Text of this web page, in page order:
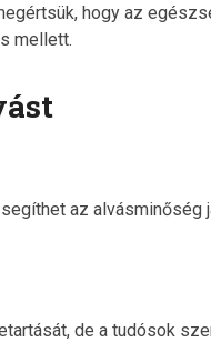
hogy az
mellett.
az alvásminőség
de a tudósok